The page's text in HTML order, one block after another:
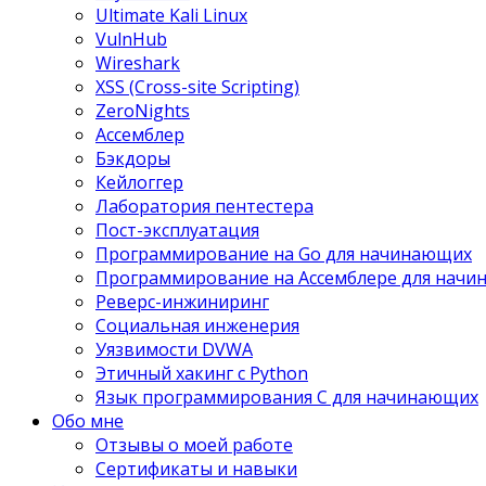
Ultimate Kali Linux
VulnHub
Wireshark
XSS (Cross-site Scripting)
ZeroNights
Ассемблер
Бэкдоры
Кейлоггер
Лаборатория пентестера
Пост-эксплуатация
Программирование на Go для начинающих
Программирование на Ассемблере для
Реверс-инжиниринг
Социальная инженерия
Уязвимости DVWA
Этичный хакинг с Python
Язык программирования С для начинающих
Обо мне
Отзывы о моей работе
Сертификаты и навыки